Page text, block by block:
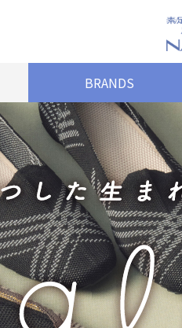
BRANDS